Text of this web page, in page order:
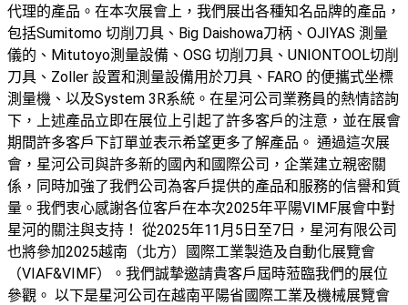
代理的產品。在本次展會上，我們展出各種知名品牌的產品，
包括Sumitomo 切削刀具、Big Daishowa刀柄、OJIYAS 測量
儀的、Mitutoyo測量設備、OSG 切削刀具、UNIONTOOL切削
刀具、Zoller 設置和測量設備用於刀具、FARO 的便攜式坐標
測量機、以及System 3R系統。在星河公司業務員的熱情諮詢
下，上述產品立即在展位上引起了許多客戶的注意，並在展會
期間許多客戶下訂單並表示希望更多了解產品。 通過這次展
會，星河公司與許多新的國內和國際公司，企業建立親密關
係，同時加強了我們公司為客戶提供的產品和服務的信譽和質
量。我們衷心感謝各位客戶在本次2025年平陽VIMF展會中對
星河的關注與支持！ 從2025年11月5日至7日，星河有限公司
也將參加2025越南（北方）國際工業製造及自動化展覽會
（VIAF&VIMF）。我們誠摯邀請貴客戶屆時蒞臨我們的展位
參觀。 以下是星河公司在越南平陽省國際工業及機械展覽會